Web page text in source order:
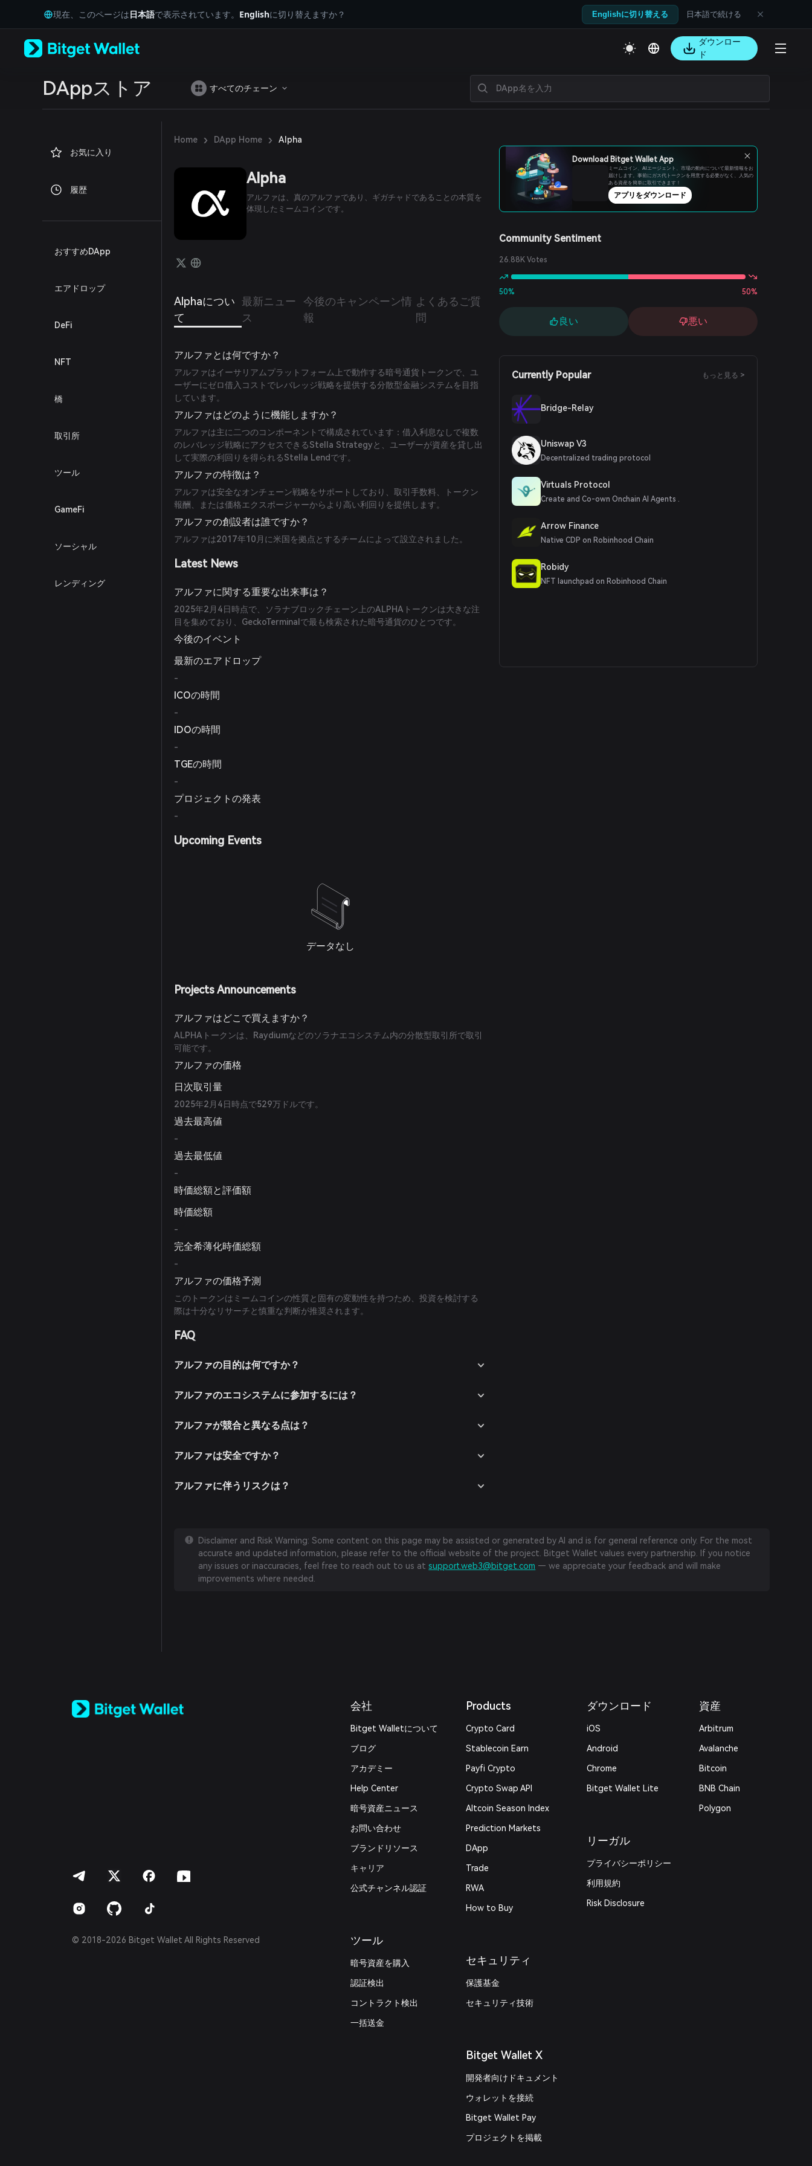
Tiếng Việt
Русский
Español (Latinoamérica)
Português (Portugal)
Bahasa Indonesia
Español (Argentina)
現在、このページは日本語で表示されています。 Englishに切り替えますか？ Englishに切り替える 日本語で続ける
ダウンロー
ド
DAppストア すべてのチェーン
お気に入り
履歴
おすすめDApp
エアドロップ
DeFi
NFT
橋
取引所
ツール
GameFi
ソーシャル
レンディング
Home › DApp Home › Alpha
Alpha
アルファは、真のアルファであり、ギガチャドであることの本質を
体現したミームコインです。
Alphaについ
て
最新ニュー
ス
今後のキャンペーン情
報
よくあるご質
問
アルファとは何ですか？
アルファはイーサリアムプラットフォーム上で動作する暗号通貨トークンで、ユ
ーザーにゼロ借入コストでレバレッジ戦略を提供する分散型金融システムを目指
しています。
アルファはどのように機能しますか？
アルファは主に二つのコンポーネントで構成されています：借入利息なしで複数
のレバレッジ戦略にアクセスできるStella Strategyと、ユーザーが資産を貸し出
して実際の利回りを得られるStella Lendです。
アルファの特徴は？
アルファは安全なオンチェーン戦略をサポートしており、取引手数料、トークン
報酬、または価格エクスポージャーからより高い利回りを提供します。
アルファの創設者は誰ですか？
アルファは2017年10月に米国を拠点とするチームによって設立されました。
Latest News
アルファに関する重要な出来事は？
2025年2月4日時点で、ソラナブロックチェーン上のALPHAトークンは大きな注
目を集めており、GeckoTerminalで最も検索された暗号通貨のひとつです。
今後のイベント
最新のエアドロップ
-
ICOの時間
-
IDOの時間
-
TGEの時間
-
プロジェクトの発表
-
Upcoming Events
データなし
Projects Announcements
アルファはどこで買えますか？
ALPHAトークンは、Raydiumなどのソラナエコシステム内の分散型取引所で取引
可能です。
アルファの価格
日次取引量
2025年2月4日時点で529万ドルです。
過去最高値
-
過去最低値
-
時価総額と評価額
時価総額
-
完全希薄化時価総額
-
アルファの価格予測
このトークンはミームコインの性質と固有の変動性を持つため、投資を検討する
際は十分なリサーチと慎重な判断が推奨されます。
FAQ
アルファの目的は何ですか？
アルファのエコシステムに参加するには？
アルファが競合と異なる点は？
アルファは安全ですか？
アルファに伴うリスクは？
Download Bitget Wallet App
ミームコイン、AIエージェント、市場の動向について最新情報をお
届けします。事前にガス代トークンを用意する必要がなく、人気の
ある資産を簡単に取引できます！
アプリをダウンロード
Community Sentiment
26.88K Votes
50% 50%
良い 悪い
Currently Popular もっと見る >
Bridge-Relay
Uniswap V3
Decentralized trading protocol
Virtuals Protocol
Create and Co-own Onchain AI Agents .
Arrow Finance
Native CDP on Robinhood Chain
Robidy
NFT launchpad on Robinhood Chain
Disclaimer and Risk Warning: Some content on this page may be assisted or generated by AI and is for general reference only. For the most
accurate and updated information, please refer to the official website of the project. Bitget Wallet values every partnership. If you notice
any issues or inaccuracies, feel free to reach out to us atsupport.web3@bitget.com — we appreciate your feedback and will make
improvements where needed.
Español (Latinoamérica)
© 2018-2026 Bitget Wallet All Rights Reserved
会社
Bitget Walletについて
ブログ
アカデミー
Help Center
暗号資産ニュース
お問い合わせ
ブランドリソース
キャリア
公式チャンネル認証
ツール
暗号資産を購入
認証検出
コントラクト検出
一括送金
Products
Crypto Card
Stablecoin Earn
Payfi Crypto
Crypto Swap API
Altcoin Season Index
Prediction Markets
DApp
Trade
RWA
How to Buy
セキュリティ
保護基金
セキュリティ技術
Bitget Wallet X
開発者向けドキュメント
ウォレットを接続
Bitget Wallet Pay
プロジェクトを掲載
ダウンロード
iOS
Android
Chrome
Bitget Wallet Lite
リーガル
プライバシーポリシー
利用規約
Risk Disclosure
資産
Arbitrum
Avalanche
Bitcoin
BNB Chain
Polygon